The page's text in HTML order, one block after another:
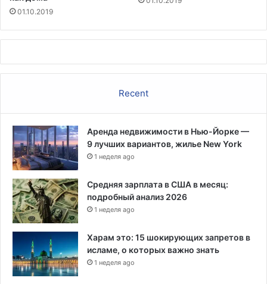
о 01.10.2019
Recent
Аренда недвижимости в Нью-Йорке —
9 лучших вариантов, жилье New York
1 неделя ago
Средняя зарплата в США в месяц:
подробный анализ 2026
1 неделя ago
Харам это: 15 шокирующих запретов в
исламе, о которых важно знать
1 неделя ago